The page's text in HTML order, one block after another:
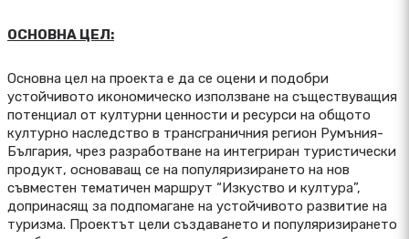
ОСНОВНА ЦЕЛ:
Основна цел на проекта е да се оцени и подобри
устойчивото икономическо използване на съществуващия
потенциал от културни ценности и ресурси на общото
културно наследство в трансграничния регион Румъния-
България, чрез разработване на интегриран туристически
продукт, основаващ се на популяризирането на нов
съвместен тематичен маршрут “Изкуство и култура”,
допринасящ за подпомагане на устойчивото развитие на
туризма. Проектът цели създаването и популяризирането